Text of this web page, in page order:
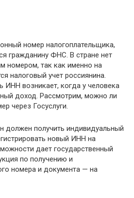
номер налогоплательщика,
гражданину ФНС. В стране нет
номером, так как именно на
налоговый учет россиянина.
ИНН возникает, когда у человека
доход. Рассмотрим, можно ли
через Госуслуги.
должен получить индивидуальный
новый ИНН на
дает государственный
по получению и
номера и документа — на